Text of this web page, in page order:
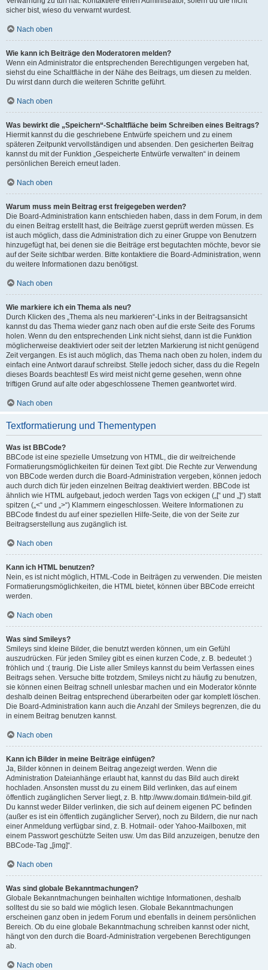
sicher bist, wieso du verwarnt wurdest.
Nach oben
Wie kann ich Beiträge den Moderatoren melden?
Wenn ein Administrator die entsprechenden Berechtigungen vergeben hat,
siehst du eine Schaltfläche in der Nähe des Beitrags, um diesen zu melden.
Du wirst dann durch die weiteren Schritte geführt.
Nach oben
Was bewirkt die „Speichern“-Schaltfläche beim Schreiben eines Beitrags?
Hiermit kannst du die geschriebene Entwürfe speichern und zu einem
späteren Zeitpunkt vervollständigen und absenden. Den gesicherten Beitrag
kannst du mit der Funktion „Gespeicherte Entwürfe verwalten“ in deinem
persönlichen Bereich erneut laden.
Nach oben
Warum muss mein Beitrag erst freigegeben werden?
Die Board-Administration kann entschieden haben, dass in dem Forum, in dem
du einen Beitrag erstellt hast, die Beiträge zuerst geprüft werden müssen. Es
ist auch möglich, dass die Administration dich zu einer Gruppe von Benutzern
hinzugefügt hat, bei denen sie die Beiträge erst begutachten möchte, bevor sie
auf der Seite sichtbar werden. Bitte kontaktiere die Board-Administration, wenn
du weitere Informationen dazu benötigst.
Nach oben
Wie markiere ich ein Thema als neu?
Durch Klicken des „Thema als neu markieren“-Links in der Beitragsansicht
kannst du das Thema wieder ganz nach oben auf die erste Seite des Forums
holen. Wenn du den entsprechenden Link nicht siehst, dann ist die Funktion
möglicherweise deaktiviert oder seit der letzten Markierung ist nicht genügend
Zeit vergangen. Es ist auch möglich, das Thema nach oben zu holen, indem du
einfach eine Antwort darauf schreibst. Stelle jedoch sicher, dass du die Regeln
dieses Boards beachtest! Es wird meist nicht gerne gesehen, wenn ohne
triftigen Grund auf alte oder abgeschlossene Themen geantwortet wird.
Nach oben
Textformatierung und Thementypen
Was ist BBCode?
BBCode ist eine spezielle Umsetzung von HTML, die dir weitreichende
Formatierungsmöglichkeiten für deinen Text gibt. Die Rechte zur Verwendung
von BBCode werden durch die Board-Administration vergeben, können jedoch
auch durch dich für jeden einzelnen Beitrag deaktiviert werden. BBCode ist
ähnlich wie HTML aufgebaut, jedoch werden Tags von eckigen („[“ und „]“) statt
spitzen („<“ und „>“) Klammern eingeschlossen. Weitere Informationen zu
BBCode findest du auf einer speziellen Hilfe-Seite, die von der Seite zur
Beitragserstellung aus zugänglich ist.
Nach oben
Kann ich HTML benutzen?
Nein, es ist nicht möglich, HTML-Code in Beiträgen zu verwenden. Die meisten
Formatierungsmöglichkeiten, die HTML bietet, können über BBCode erreicht
werden.
Nach oben
Was sind Smileys?
Smileys sind kleine Bilder, die benutzt werden können, um ein Gefühl
auszudrücken. Für jeden Smiley gibt es einen kurzen Code, z. B. bedeutet :)
fröhlich und :( traurig. Die Liste aller Smileys kannst du beim Verfassen eines
Beitrags sehen. Versuche bitte trotzdem, Smileys nicht zu häufig zu benutzen,
sie können einen Beitrag schnell unlesbar machen und ein Moderator könnte
deshalb deinen Beitrag entsprechend überarbeiten oder gar komplett löschen.
Die Board-Administration kann auch die Anzahl der Smileys begrenzen, die du
in einem Beitrag benutzen kannst.
Nach oben
Kann ich Bilder in meine Beiträge einfügen?
Ja, Bilder können in deinem Beitrag angezeigt werden. Wenn die
Administration Dateianhänge erlaubt hat, kannst du das Bild auch direkt
hochladen. Ansonsten musst du zu einem Bild verlinken, das auf einem
öffentlich zugänglichen Server liegt, z. B. http://www.domain.tld/mein-bild.gif.
Du kannst weder Bilder verlinken, die sich auf deinem eigenen PC befinden
(außer es ist ein öffentlich zugänglicher Server), noch zu Bildern, die nur nach
einer Anmeldung verfügbar sind, z. B. Hotmail- oder Yahoo-Mailboxen, mit
einem Passwort geschützte Seiten usw. Um das Bild anzuzeigen, benutze den
BBCode-Tag „[img]“.
Nach oben
Was sind globale Bekanntmachungen?
Globale Bekanntmachungen beinhalten wichtige Informationen, deshalb
solltest du sie so bald wie möglich lesen. Globale Bekanntmachungen
erscheinen ganz oben in jedem Forum und ebenfalls in deinem persönlichen
Bereich. Ob du eine globale Bekanntmachung schreiben kannst oder nicht,
hängt von den durch die Board-Administration vergebenen Berechtigungen
ab.
Nach oben